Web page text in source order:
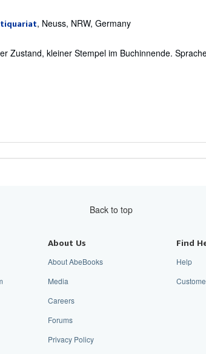
, Neuss, NRW, Germany
Zustand, kleiner Stempel im Buchinnende.
Back to top
About Us
About AbeBooks
Media
Careers
Forums
Privacy Policy
Find
Help